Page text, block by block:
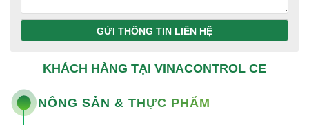
GỬI THÔNG TIN LIÊN HỆ
KHÁCH HÀNG TẠI VINACONTROL CE
NÔNG SẢN & THỰC PHẨM